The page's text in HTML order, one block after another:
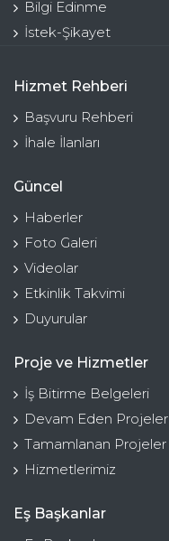
Bilgi Edinme
İstek-Şikayet
Hizmet Rehberi
Başvuru Rehberi
İhale İlanları
Güncel
Haberler
Foto Galeri
Videolar
Etkinlik Takvimi
Duyurular
Proje ve Hizmetler
İş Bitirme Belgeleri
Devam Eden Projeler
Tamamlanan Projeler
Hizmetlerimiz
Eş Başkanlar